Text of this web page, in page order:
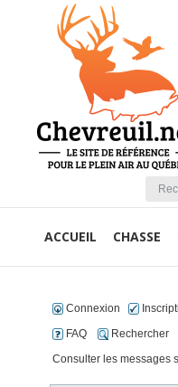
ACCUEIL CHASSE
Connexion
FAQ
Rechercher
Consulter les messages